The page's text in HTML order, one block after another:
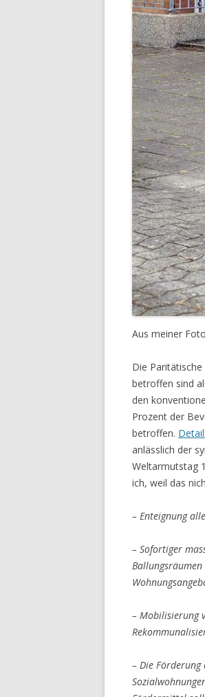
Aus meiner
Die
betroffen sind
den
Prozent der
betroffen.
anlässlich der
Weltarmutstag
ich, weil das
– Enteignung
– Sofortiger
– Mobilisierung
– Die Förderung